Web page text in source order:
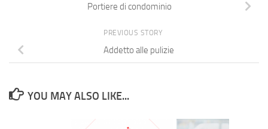
Portiere di condominio
PREVIOUS STORY
Addetto alle pulizie
YOU MAY ALSO LIKE...